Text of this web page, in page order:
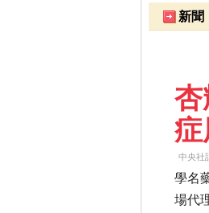
新聞
症
中央社
學名
場代